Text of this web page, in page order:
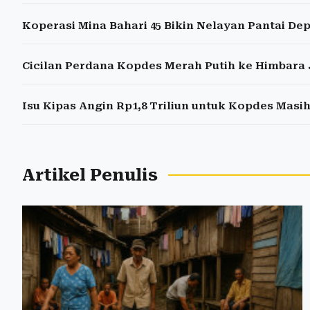
Koperasi Mina Bahari 45 Bikin Nelayan Pantai
Cicilan Perdana Kopdes Merah Putih ke
Isu Kipas Angin Rp1,8 Triliun untuk Kopdes
Artikel Penulis